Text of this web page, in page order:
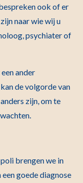
ook of er
naar wie wij u
psychiater of
ander
de volgorde van
zijn, om te
brengen we in
goede diagnose